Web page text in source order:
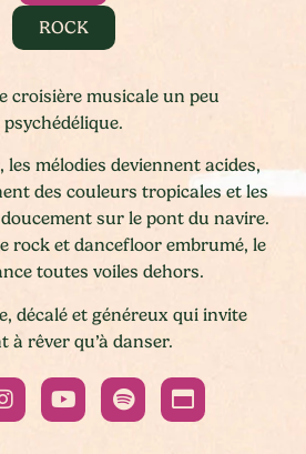
ROCK
croisière musicale un peu
psychédélique.
, les mélodies deviennent acides,
des couleurs tropicales et les
sur le pont du navire.
rock et dancefloor embrumé, le
toutes voiles dehors.
décalé et généreux qui invite
à rêver qu’à danser.